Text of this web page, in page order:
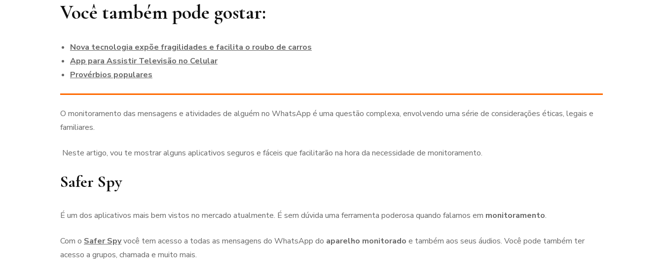
Você também pode gostar:
Nova tecnologia expõe fragilidades e facilita o roubo de carros
App para Assistir Televisão no Celular
Provérbios populares
O monitoramento das mensagens e atividades de alguém no WhatsApp é uma questão complexa, envolvendo uma série de considerações éticas, legais e
familiares.
Neste artigo, vou te mostrar alguns aplicativos seguros e fáceis que facilitarão na hora da necessidade de monitoramento.
Safer Spy
É um dos aplicativos mais bem vistos no mercado atualmente. É sem dúvida uma ferramenta poderosa quando falamos em monitoramento.
Com o Safer Spyvocê tem acesso a todas as mensagens do WhatsApp do aparelho monitorado e também aos seus áudios. Você pode também ter
acesso a grupos, chamada e muito mais.